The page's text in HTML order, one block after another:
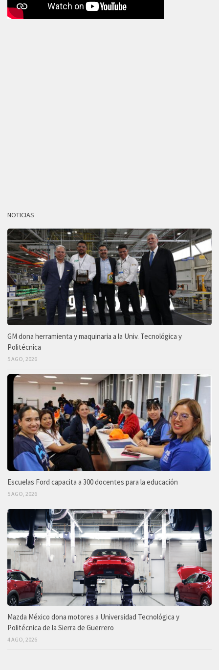
NOTICIAS
GM dona herramienta y maquinaria a la Univ. Tecnológica y
Politécnica
5 AGO, 2026
Escuelas Ford capacita a 300 docentes para la educación
5 AGO, 2026
Mazda México dona motores a Universidad Tecnológica y
Politécnica de la Sierra de Guerrero
4 AGO, 2026